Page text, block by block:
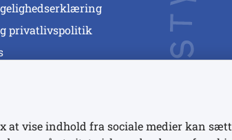
privatlivspolitik
vise indhold fra sociale medier kan